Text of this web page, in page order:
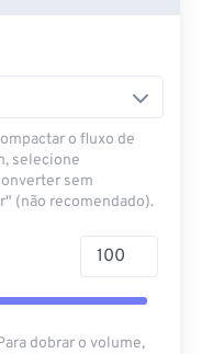
o fluxo de
selecione
sem
(não recomendado).
dobrar o volume,